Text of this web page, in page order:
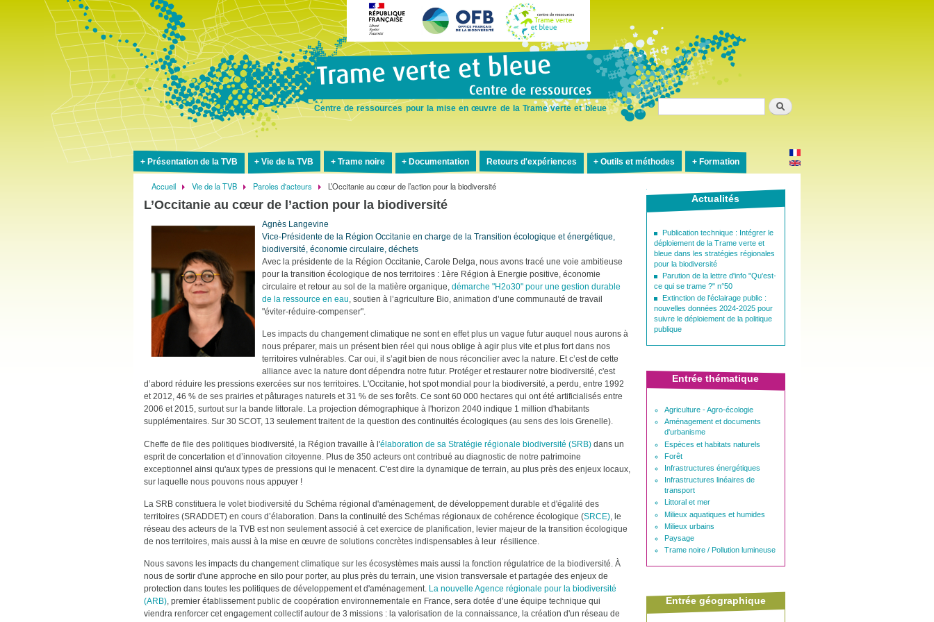
au
contenu
Centre de ressources pour la mise en œuvre de la Trame verte et bleue
Présentation de la TVB Vie de la TVB Trame noire Documentation Retours d'expériences Outils et méthodes Formation
Fil
d'Ariane
Accueil Vie de la TVB Paroles d'acteurs L’Occitanie au cœur de l’action pour la biodiversité
L’Occitanie au cœur de l’action pour la biodiversité
Agnès Langevine
Vice-Présidente de la Région Occitanie en charge de la Transition écologique et énergétique,
biodiversité, économie circulaire, déchets
Avec la présidente de la Région Occitanie, Carole Delga, nous avons tracé une voie ambitieuse
pour la transition écologique de nos territoires : 1ère Région à Energie positive, économie
circulaire et retour au sol de la matière organique, démarche "H2o30" pour une gestion durable
de la ressource en eau, soutien à l’agriculture Bio, animation d’une communauté de travail
"éviter-réduire-compenser".
Les impacts du changement climatique ne sont en effet plus un vague futur auquel nous aurons à
nous préparer, mais un présent bien réel qui nous oblige à agir plus vite et plus fort dans nos
territoires vulnérables. Car oui, il s’agit bien de nous réconcilier avec la nature. Et c’est de cette
alliance avec la nature dont dépendra notre futur. Protéger et restaurer notre biodiversité, c'est
d’abord réduire les pressions exercées sur nos territoires. L'Occitanie, hot spot mondial pour la biodiversité, a perdu, entre 1992
et 2012, 46 % de ses prairies et pâturages naturels et 31 % de ses forêts. Ce sont 60 000 hectares qui ont été artificialisés entre
2006 et 2015, surtout sur la bande littorale. La projection démographique à l'horizon 2040 indique 1 million d'habitants
supplémentaires. Sur 30 SCOT, 13 seulement traitent de la question des continuités écologiques (au sens des lois Grenelle).
Cheffe de file des politiques biodiversité, la Région travaille à l'élaboration de sa Stratégie régionale biodiversité (SRB) dans un
esprit de concertation et d’innovation citoyenne. Plus de 350 acteurs ont contribué au diagnostic de notre patrimoine
exceptionnel ainsi qu'aux types de pressions qui le menacent. C'est dire la dynamique de terrain, au plus près des enjeux locaux,
sur laquelle nous pouvons nous appuyer !
La SRB constituera le volet biodiversité du Schéma régional d'aménagement, de développement durable et d'égalité des
territoires (SRADDET) en cours d’élaboration. Dans la continuité des Schémas régionaux de cohérence écologique (SRCE), le
réseau des acteurs de la TVB est non seulement associé à cet exercice de planification, levier majeur de la transition écologique
de nos territoires, mais aussi à la mise en œuvre de solutions concrètes indispensables à leur résilience.
Nous savons les impacts du changement climatique sur les écosystèmes mais aussi la fonction régulatrice de la biodiversité. À
nous de sortir d'une approche en silo pour porter, au plus près du terrain, une vision transversale et partagée des enjeux de
protection dans toutes les politiques de développement et d'aménagement. La nouvelle Agence régionale pour la biodiversité
(ARB), premier établissement public de coopération environnementale en France, sera dotée d’une équipe technique qui
viendra renforcer cet engagement collectif autour de 3 missions : la valorisation de la connaissance, la création d'un réseau de
Actualités
Publication technique : Intégrer le
déploiement de la Trame verte et
bleue dans les stratégies régionales
pour la biodiversité
Parution de la lettre d'info "Qu'est-
ce qui se trame ?" n°50
Extinction de l'éclairage public :
nouvelles données 2024-2025 pour
suivre le déploiement de la politique
publique
Entrée thématique
Agriculture - Agro-écologie
Aménagement et documents
d'urbanisme
Espèces et habitats naturels
Forêt
Infrastructures énergétiques
Infrastructures linéaires de
transport
Littoral et mer
Milieux aquatiques et humides
Milieux urbains
Paysage
Trame noire / Pollution lumineuse
Entrée géographique